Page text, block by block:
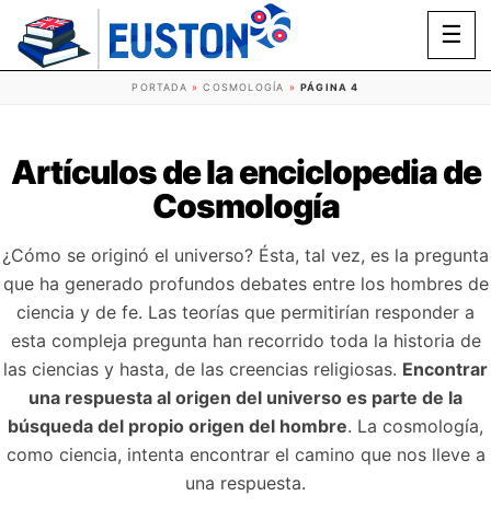
☰
PORTADA »COSMOLOGÍA » PÁGINA 4
Artículos de la enciclopedia de
Cosmología
¿Cómo se originó el universo? Ésta, tal vez, es la pregunta
que ha generado profundos debates entre los hombres de
ciencia y de fe. Las teorías que permitirían responder a
esta compleja pregunta han recorrido toda la historia de
las ciencias y hasta, de las creencias religiosas. Encontrar
una respuesta al origen del universo es parte de la
búsqueda del propio origen del hombre. La cosmología,
como ciencia, intenta encontrar el camino que nos lleve a
una respuesta.